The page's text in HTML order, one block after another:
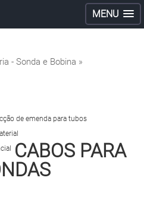
MENU
- Sonda e Bobina »
de emenda para tubos
CABOS PARA